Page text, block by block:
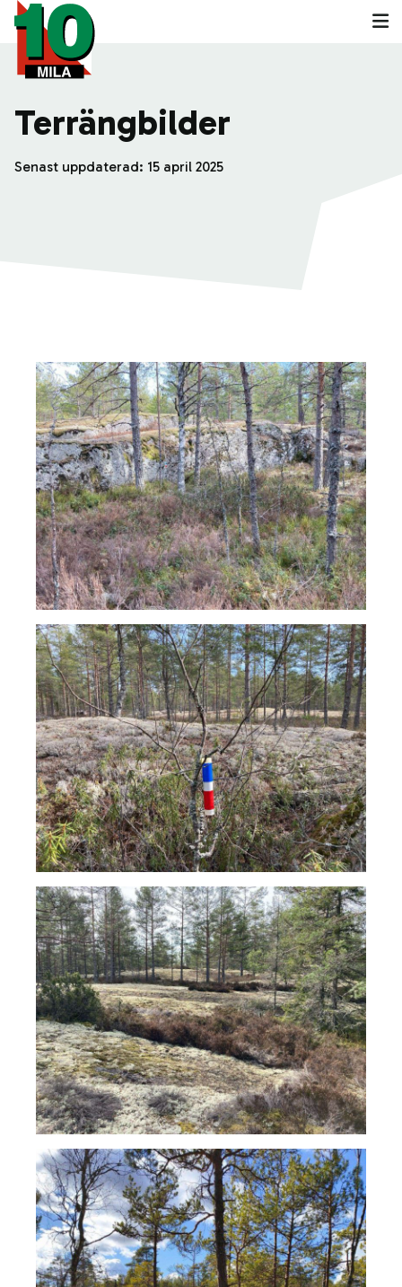
Terrängbilder
Senast uppdaterad: 15 april 2025